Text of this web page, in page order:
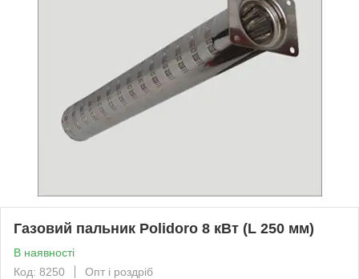
Газовий пальник Polidoro 8 кВт (L 250 мм)
В наявності
Код: 8250
Опт і роздріб